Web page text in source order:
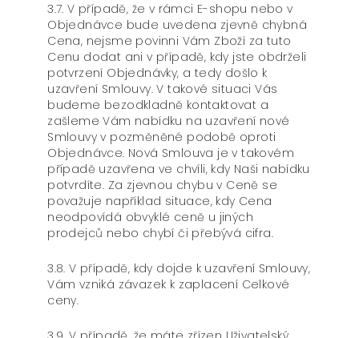
3.7. V případě, že v rámci E-shopu nebo v
Objednávce bude uvedena zjevně chybná
Cena, nejsme povinni Vám Zboží za tuto
Cenu dodat ani v případě, kdy jste obdrželi
potvrzení Objednávky, a tedy došlo k
uzavření Smlouvy. V takové situaci Vás
budeme bezodkladně kontaktovat a
zašleme Vám nabídku na uzavření nové
Smlouvy v pozměněné podobě oproti
Objednávce. Nová Smlouva je v takovém
případě uzavřena ve chvíli, kdy Naši nabídku
potvrdíte. Za zjevnou chybu v Ceně se
považuje například situace, kdy Cena
neodpovídá obvyklé ceně u jiných
prodejců nebo chybí či přebývá cifra.
3.8. V případě, kdy dojde k uzavření Smlouvy,
Vám vzniká závazek k zaplacení Celkové
ceny.